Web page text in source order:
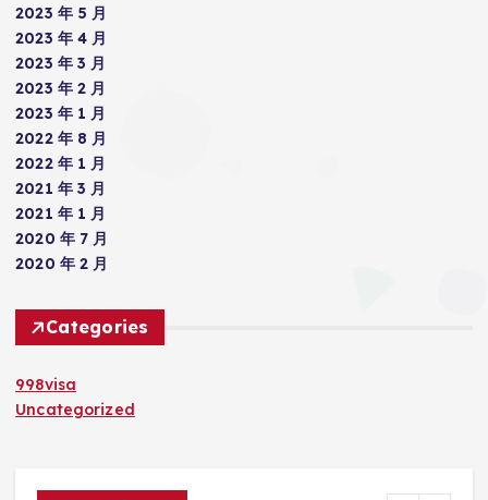
2023 年 5 月
2023 年 4 月
2023 年 3 月
2023 年 2 月
2023 年 1 月
2022 年 8 月
2022 年 1 月
2021 年 3 月
2021 年 1 月
2020 年 7 月
2020 年 2 月
Categories
998visa
Uncategorized